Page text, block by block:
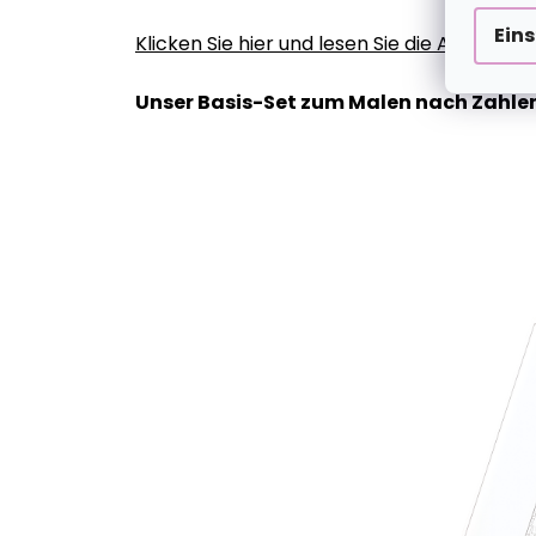
Klicken Sie hier und lesen Sie die Anleitung
Unser Basis-Set zum Malen nach